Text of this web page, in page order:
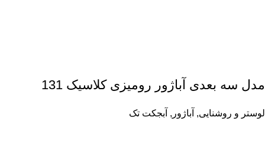
مدل سه بعدی آباژور رومیزی کلاسیک 131
لوستر و روشنایی, آباژور , آبجکت تک